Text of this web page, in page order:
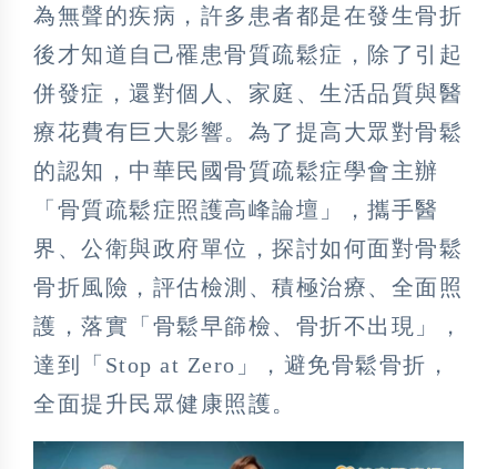
為無聲的疾病，許多患者都是在發生骨折
後才知道自己罹患骨質疏鬆症，除了引起
併發症，還對個人、家庭、生活品質與醫
療花費有巨大影響。為了提高大眾對骨鬆
的認知，中華民國骨質疏鬆症學會主辦
「骨質疏鬆症照護高峰論壇」，攜手醫
界、公衛與政府單位，探討如何面對骨鬆
骨折風險，評估檢測、積極治療、全面照
護，落實「骨鬆早篩檢、骨折不出現」，
達到「Stop at Zero」，避免骨鬆骨折，
全面提升民眾健康照護。